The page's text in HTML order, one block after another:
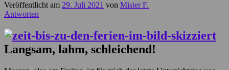
Veröffentlicht am 29. Juli 2021 von Mister F.
Antworten
Langsam, lahm, schleichend!